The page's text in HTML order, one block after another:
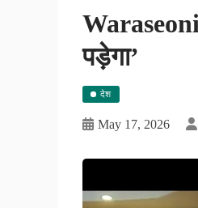
Waraseoni
पड़ेगा’
देश
May 17, 2026